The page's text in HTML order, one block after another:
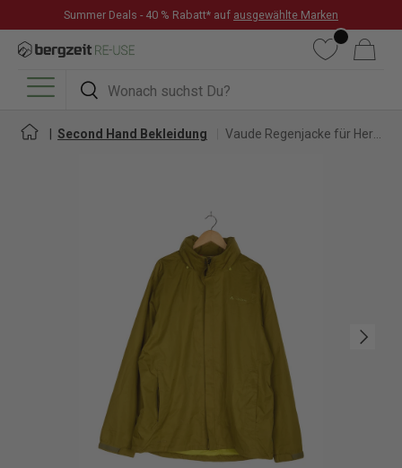
DIREKT ZUM INHALT
Summer Deals - 40 % Rabatt* auf ausgewählte Marken
Suchen
Suchen
WunschlisteWarenkorb
Menü
Second Hand Bekleidung
Nächste